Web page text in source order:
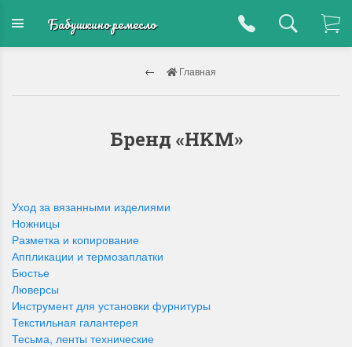
Бабушкино ремесло
Главная
Бренд «HKM»
Уход за вязанными изделиями
Ножницы
Разметка и копирование
Аппликации и термозаплатки
Бюстье
Люверсы
Инструмент для установки фурнитуры
Текстильная галантерея
Тесьма, ленты технические